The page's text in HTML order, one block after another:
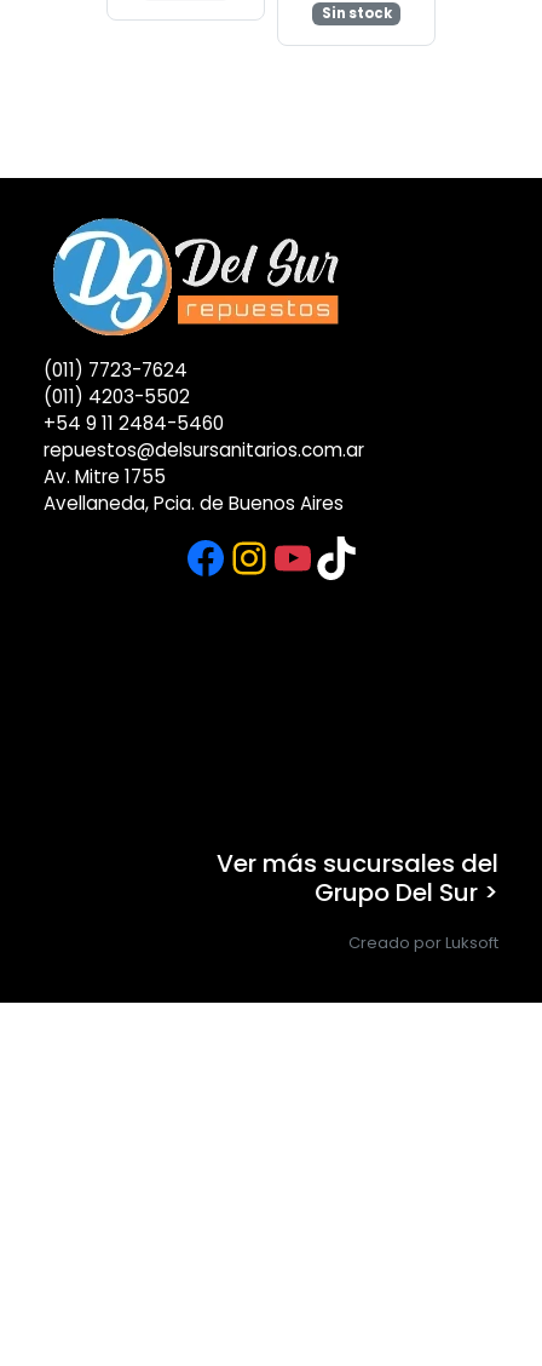
Sin stock
(011) 7723-7624
(011) 4203-5502
+54 9 11 2484-5460
repuestos@delsursanitarios.com.ar
Av. Mitre 1755
Avellaneda, Pcia. de Buenos Aires
Facebook
Instagram
YouTube
TikTok
Ver más sucursales del
Grupo Del Sur >
Creado por Luksoft